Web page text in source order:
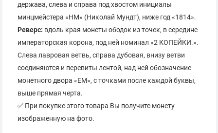
держава, слева и справа под хвостом инициалы
минцмейстера «НМ» (Николай Мундт), ниже год «1814».
Реверс: вдоль края монеты ободок из точек, в середине
императорская корона, под ней номинал «2 КОПЕЙКИ.».
Слева лавровая ветвь, справа дубовая, внизу ветви
соединяются и перевиты лентой, над ней обозначение
монетного двора «ЕМ», с точками после каждой буквы,
выше прямая черта.
✅ При покупке этого товара Вы получите монету
изображенную на фото.